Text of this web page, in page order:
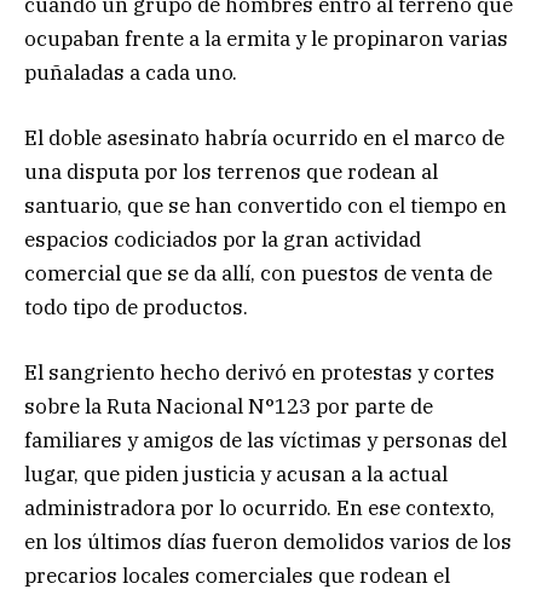
ocupaban frente a la ermita y le propinaron varias
puñaladas a cada uno.
El doble asesinato habría ocurrido en el marco de
una disputa por los terrenos que rodean al
santuario, que se han convertido con el tiempo en
espacios codiciados por la gran actividad
comercial que se da allí, con puestos de venta de
todo tipo de productos.
El sangriento hecho derivó en protestas y cortes
sobre la Ruta Nacional N°123 por parte de
familiares y amigos de las víctimas y personas del
lugar, que piden justicia y acusan a la actual
administradora por lo ocurrido. En ese contexto,
en los últimos días fueron demolidos varios de los
precarios locales comerciales que rodean el